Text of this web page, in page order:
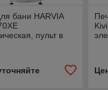
бани HARVIA
пульт в